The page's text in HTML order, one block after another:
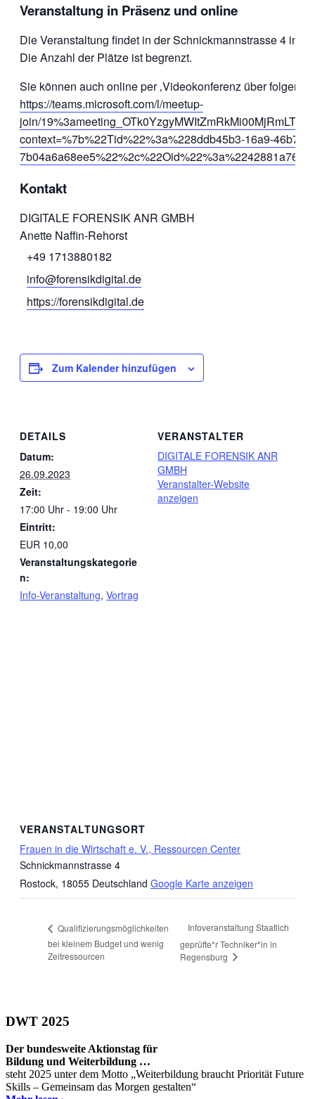
Veranstaltung in Präsenz und online
Die Veranstaltung findet in der Schnickmannstrasse 4 in
Die Anzahl der Plätze ist begrenzt.
Sie können auch online per ‚Videokonferenz über
https://teams.microsoft.com/l/meetup-
join/
context=%7b%22Tid%22%3a%228ddb45b3-16a9-46b7-
7b04a6a68ee5%22%2c%22Oid%22%3a%2242881a76-
Kontakt
DIGITALE FORENSIK ANR GMBH
Anette Naffin-Rehorst
+49 1713880182
info@forensikdigital.de
https://forensikdigital.de
Zum Kalender hinzufügen
DETAILS
Datum:
26.09.2023
Zeit:
17:00 Uhr - 19:00 Uhr
Eintritt:
EUR 10,00
Veranstaltungskategorie
n:
Info-Veranstaltung, Vortrag
VERANSTALTER
DIGITALE FORENSIK ANR
GMBH
Veranstalter-Website
anzeigen
VERANSTALTUNGSORT
Frauen in die Wirtschaft e. V., Ressourcen Center
Schnickmannstrasse 4
Rostock, 18055 Deutschland Google Karte anzeigen
Qualifizierungsmöglichkeiten
bei kleinem Budget und wenig
Zeitressourcen
Infoveranstaltung Staatlich
geprüfte*r Techniker*in in
Regensburg
DWT 2025
Der bundesweite Aktionstag für
Bildung und Weiterbildung …
steht 2025 unter dem Motto „Weiterbildung braucht Priorität Future
Skills – Gemeinsam das Morgen gestalten“